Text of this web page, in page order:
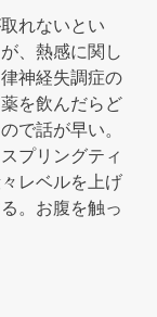
れないとい
、熱感に関し
神経失調症の
を飲んだらど
で話が早い。
プリングティ
レベルを上げ
。お腹を触っ